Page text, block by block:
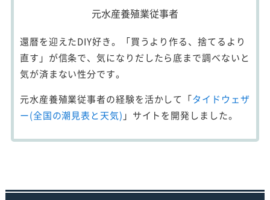
元水産養殖業従事者
還暦を迎えたDIY好き。「買うより作る、捨てるより
直す」が信条で、気になりだしたら底まで調べないと
気が済まない性分です。
元水産養殖業従事者の経験を活かして「タイドウェザ
ー(全国の潮見表と天気) 」サイトを開発しました。